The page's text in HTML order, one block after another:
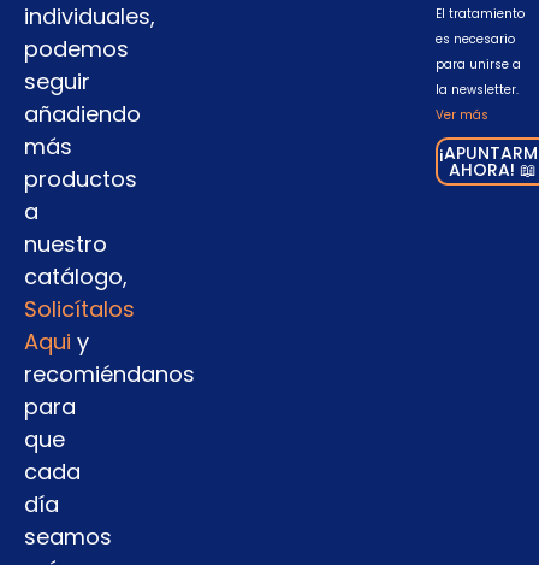
individuales,
podemos
seguir
añadiendo
más
productos
a
nuestro
catálogo,
Solicítalos
Aqui y
recomiéndanos
para
que
cada
día
seamos
El tratamiento
es necesario
para unirse a
la newsletter.
Ver más
AHORA! 📖